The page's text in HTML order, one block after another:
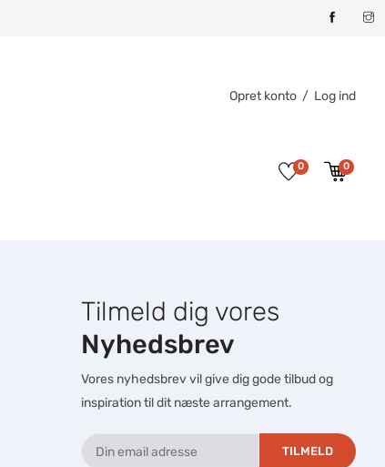
Opret konto / Log ind
0 0
Tilmeld dig vores
Nyhedsbrev
Vores nyhedsbrev vil give dig gode tilbud og
inspiration til dit næste arrangement.
TILMELD